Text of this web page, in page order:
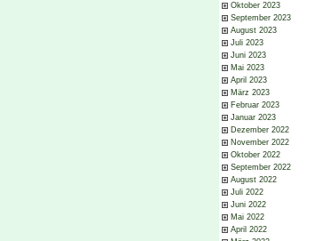
Oktober 2023
September 2023
August 2023
Juli 2023
Juni 2023
Mai 2023
April 2023
März 2023
Februar 2023
Januar 2023
Dezember 2022
November 2022
Oktober 2022
September 2022
August 2022
Juli 2022
Juni 2022
Mai 2022
April 2022